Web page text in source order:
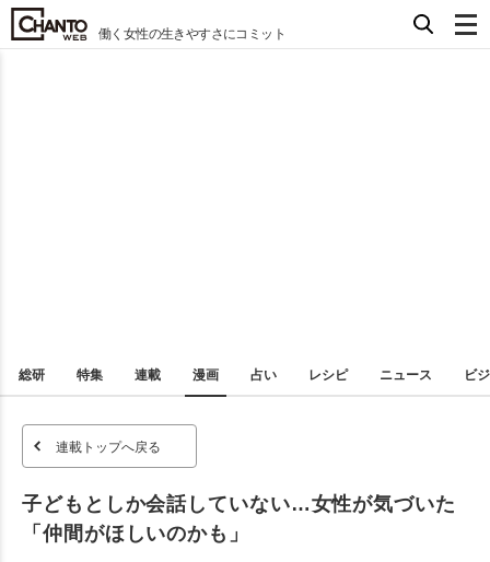
働く女性の生きやすさにコミット
総研 特集 連載 漫画 占い レシピ ニュース ビ
連載トップへ戻る
子どもとしか会話していない…女性が気づいた
「仲間がほしいのかも」